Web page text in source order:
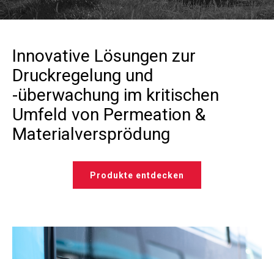
Innovative Lösungen zur
Druckregelung und
-überwachung im kritischen
Umfeld von Permeation &
Materialversprödung
Produkte entdecken